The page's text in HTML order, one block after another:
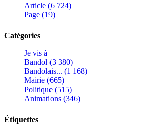
Article (6 724)
Page (19)
Catégories
Je vis à
Bandol (3 380)
Bandolais... (1 168)
Mairie (665)
Politique (515)
Animations (346)
Étiquettes